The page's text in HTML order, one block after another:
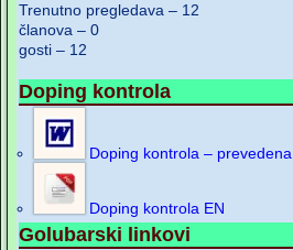
Trenutno pregledava – 12
članova – 0
gosti – 12
Doping kontrola
Doping kontrola – prevedena
Doping kontrola EN
Golubarski linkovi